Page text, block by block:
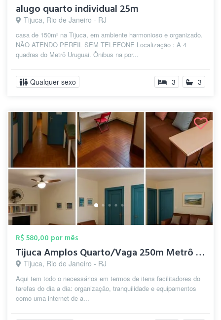
alugo quarto individual 25m
Tijuca, Rio de Janeiro - RJ
casa de 150m² na Tijuca, em ambiente harmonioso e organizado.
NÃO ATENDO PERFIL SEM TELEFONE Localização : A 4
quadras do Metrô Uruguai. Ônibus na por...
Qualquer sexo 3 3
R$ 580,00 por mês
Tijuca Amplos Quarto/Vaga 250m Metrô Sae...
Tijuca, Rio de Janeiro - RJ
Aqui tem todo o necessários em termos de itens facilitadores do
tarefas do dia a dia: organização, tranquilidade e equipamentos
como uma internet de a...